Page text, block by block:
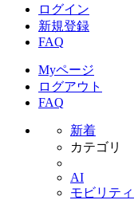
ログイン
新規登録
FAQ
Myページ
ログアウト
FAQ
新着
カテゴリ
AI
モビリティ